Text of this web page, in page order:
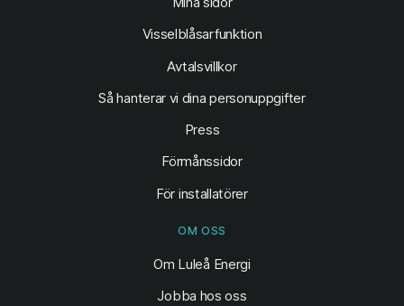
Visselblåsarfunktion
Avtalsvillkor
Så hanterar vi dina personuppgifter
Press
Förmånssidor
För installatörer
OM OSS
Om Luleå Energi
Jobba hos oss